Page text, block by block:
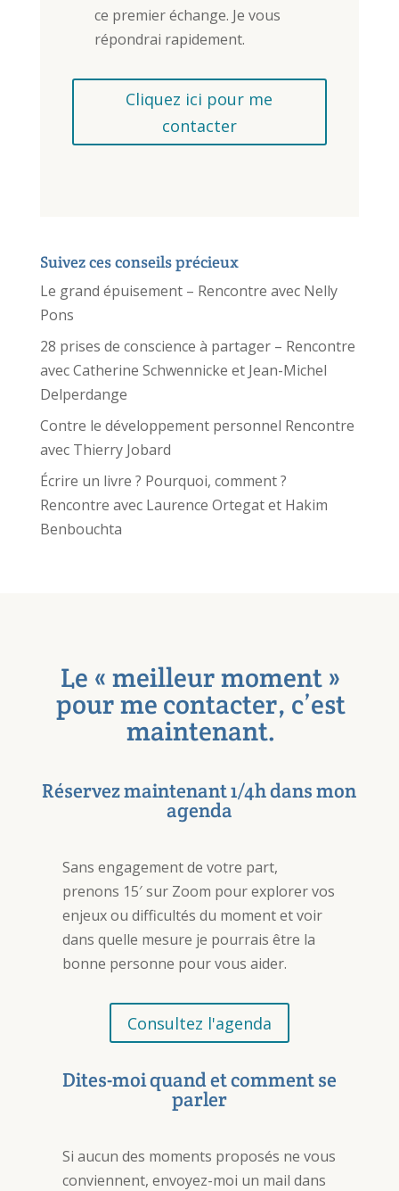
ce premier échange. Je vous
répondrai rapidement.
Cliquez ici pour me
contacter
Suivez ces conseils précieux
Le grand épuisement – Rencontre avec Nelly
Pons
28 prises de conscience à partager – Rencontre
avec Catherine Schwennicke et Jean-Michel
Delperdange
Contre le développement personnel Rencontre
avec Thierry Jobard
Écrire un livre ? Pourquoi, comment ?
Rencontre avec Laurence Ortegat et Hakim
Benbouchta
Le « meilleur moment »
pour me contacter, c’est
maintenant.
Réservez maintenant 1/4h dans mon
agenda
Sans engagement de votre part,
prenons 15′ sur Zoom pour explorer vos
enjeux ou difficultés du moment et voir
dans quelle mesure je pourrais être la
bonne personne pour vous aider.
Consultez l'agenda
Dites-moi quand et comment se
parler
Si aucun des moments proposés ne vous
conviennent, envoyez-moi un mail dans